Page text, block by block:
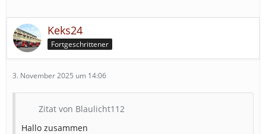
Keks24
Fortgeschrittener
3. November 2025 um 14:06
Zitat von Blaulicht112
Hallo zusammen